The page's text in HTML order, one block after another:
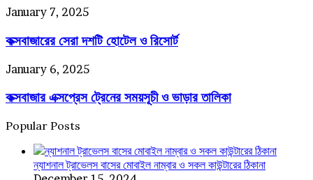
নাম্বার
মান
ধরন
নিন
কক্সবাজারের
দশটি
ও
January 7, 2025
কক্সবাজারের সেরা দশটি হোটেল ও রিসোর্ট
কক্সবাজার
ট্রেনের
ও
তালিকা
January 6, 2025
কক্সবাজার এক্সপ্রেস ট্রেনের সময়সূচী ও ভাড়ার তালিকা
Popular Posts
ন্যাশনাল ট্রাভেলস বাসের মোবাইল নাম্বার ও সকল কাউন্টারের ঠিকানা